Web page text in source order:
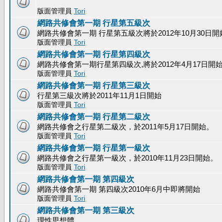
版面管理員 Tori
網路共修會第一期 行星第五級次
網路共修會第一期 行星第五級次將於2012年10月30日開
版面管理員 Tori
網路共修會第一期 行星第四級次
網路共修會第一期行星第四級次,將於2012年4月17日開
版面管理員 Tori
網路共修會第一期 行星第三級次
行星第三級次將於2011年11月1日開始
版面管理員 Tori
網路共修會第一期 行星第二級次
網路共修會之行星第二級次，於2011年5月17日開始。
版面管理員 Tori
網路共修會第一期 行星第一級次
網路共修會之行星第一級次，於2010年11月23日開始。
版面管理員 Tori
網路共修會第一期 第四級次
網路共修會第一期 第四級次2010年6月中即將開始
版面管理員 Tori
網路共修會第一期 第三級次
理性思想體